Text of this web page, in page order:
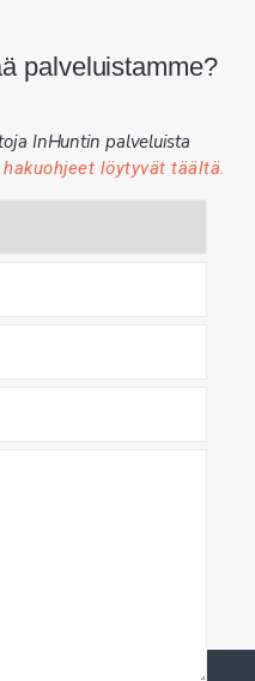
palveluistamme?
InHuntin palveluista
löytyvät täältä.